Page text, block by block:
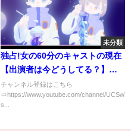
未分類
独占!女の60分のキャストの現在
【出演者は今どうしてる？】パ
ート２
チャンネル登録はこちら
⇒https://www.youtube.com/channel/
s...